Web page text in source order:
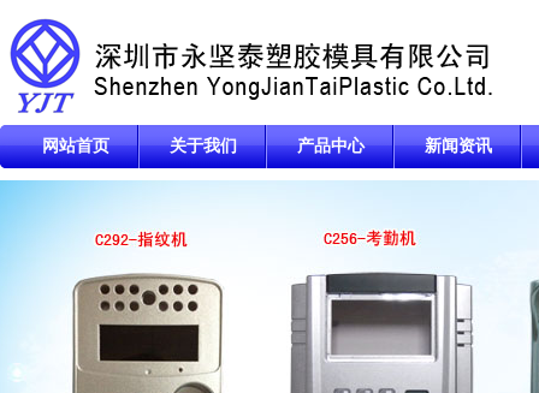
网站首页 关于我们 产品中心 新闻资讯